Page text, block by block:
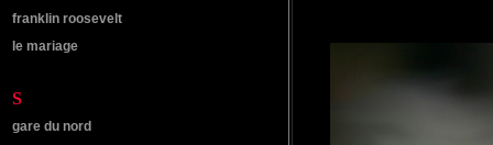
franklin roosevelt
le mariage
S
gare du nord